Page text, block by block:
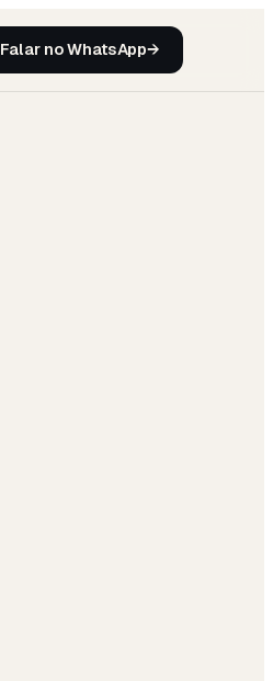
Falar no WhatsApp→